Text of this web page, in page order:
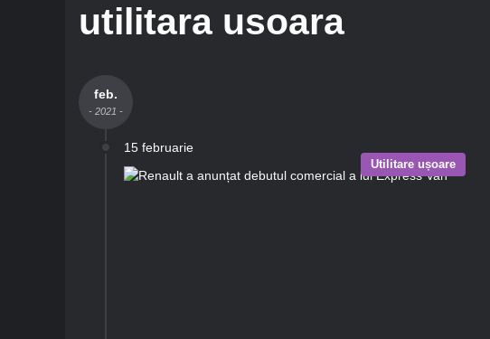
utilitara usoara
feb.
- 2021 -
15 februarie
Utilitare ușoare